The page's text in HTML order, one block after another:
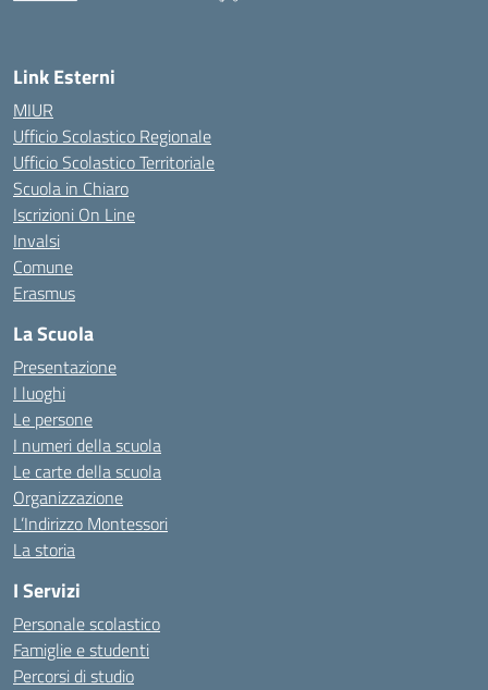
Link Esterni
MIUR
Ufficio Scolastico Regionale
Ufficio Scolastico Territoriale
Scuola in Chiaro
Iscrizioni On Line
Invalsi
Comune
Erasmus
La Scuola
Presentazione
I luoghi
Le persone
I numeri della scuola
Le carte della scuola
Organizzazione
L’Indirizzo Montessori
La storia
I Servizi
Personale scolastico
Famiglie e studenti
Percorsi di studio